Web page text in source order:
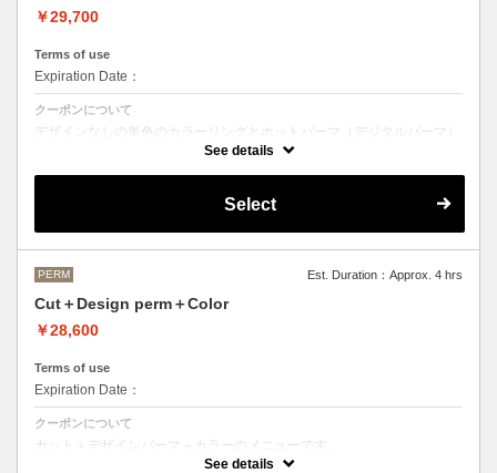
￥29,700
Terms of use
Expiration Date：
クーポンについて
デザインなしの単色のカラーリングとホットパーマ（デジタルパーマ）
M ¥＋1100 L¥＋1650 LL¥＋2200
See details
Select
PERM Est. Duration：Approx. 4 hrs
Cut＋Design perm＋Color
￥28,600
Terms of use
Expiration Date：
クーポンについて
カット＋デザインパーマ＋カラーのメニューです。
デザインパーマ、スパイラルパーマ、ハードパーマ、ツイストパーマな
See details